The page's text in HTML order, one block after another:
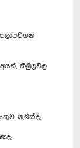
අයත්, කිඹුලවිල
කුමක්ද;